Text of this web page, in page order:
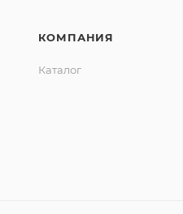
КОМПАНИЯ
Каталог